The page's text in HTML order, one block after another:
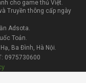
cho game thủ Việt.
Truyền thông cấp ngày
Adsota.
Toản.
Ba Đình, Hà Nội.
0975730600